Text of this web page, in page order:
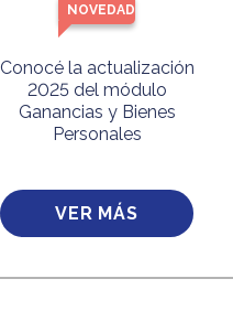
NOVEDAD
Conocé la actualización
2025 del módulo
Ganancias y Bienes
Personales
VER MÁS